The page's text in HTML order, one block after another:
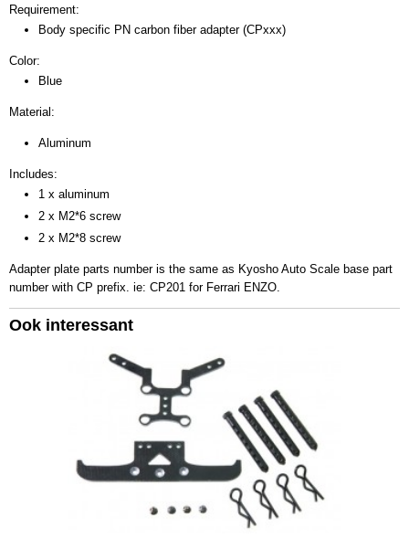
Requirement:
Body specific PN carbon fiber adapter (CPxxx)
Color:
Blue
Material:
Aluminum
Includes:
1 x aluminum
2 x M2*6 screw
2 x M2*8 screw
Adapter plate parts number is the same as Kyosho Auto Scale base part
number with CP prefix. ie: CP201 for Ferrari ENZO.
Ook interessant